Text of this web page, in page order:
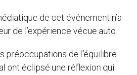
de cet événement n’a-
de l’expérience vécue auto
préoccupations de l’équilibre
ont éclipsé une réflexion qui